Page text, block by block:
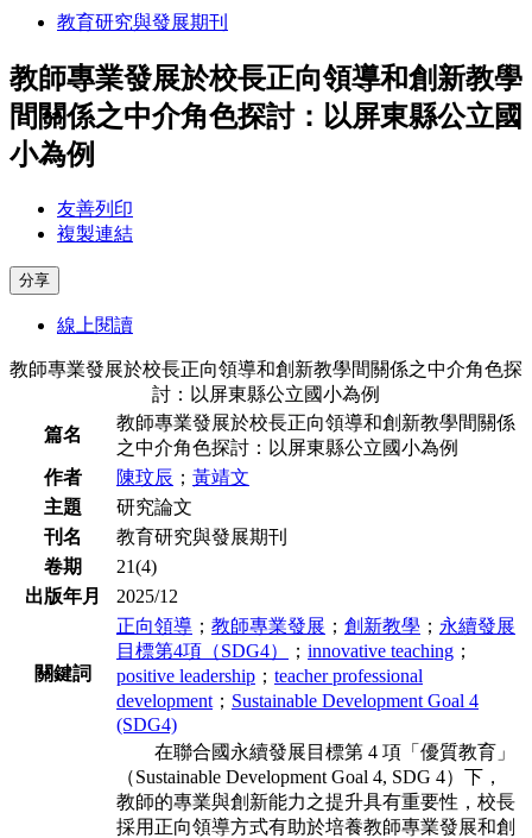
教育研究與發展期刊
教師專業發展於校長正向領導和創新教學
間關係之中介角色探討：以屏東縣公立國
小為例
友善列印
複製連結
分享
線上閱讀
教師專業發展於校長正向領導和創新教學間關係之中介角色探
討：以屏東縣公立國小為例
篇名
教師專業發展於校長正向領導和創新教學間關係
之中介角色探討：以屏東縣公立國小為例
作者
陳玟辰 ； 黃靖文
主題
研究論文
刊名
教育研究與發展期刊
卷期
21(4)
出版年月
2025/12
關鍵詞
正向領導 ； 教師專業發展 ； 創新教學 ； 永續發展
目標第4項（SDG4）
； innovative teaching ；
positive leadership ； teacher professional
development ； Sustainable Development Goal 4
(SDG4)
在聯合國永續發展目標第 4 項「優質教育」
（Sustainable Development Goal 4, SDG 4）下，
教師的專業與創新能力之提升具有重要性，校長
採用正向領導方式有助於培養教師專業發展和創